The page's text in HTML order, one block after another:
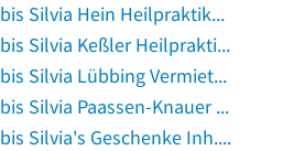
bis Silvia Hein Heilpraktikerin für Psychotherapie in München
bis Silvia Keßler Heilpraktiker in Weiterstadt
bis Silvia Lübbing Vermietung und Verpachtung von Ferienhäusern in Dinklage
bis Silvia Paassen-Knauer van Mobile Medizinische Fußpflege in Tübingen
bis Silvia's Geschenke Inh. A.Piloti in Kappel-Grafenhausen